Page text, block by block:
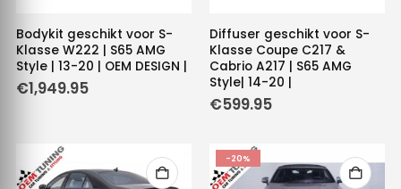
Bodykit geschikt voor S-
Klasse W222 | S65 AMG
Style | 13-20 | OEM DESIGN |
€1,949.95
Diffuser geschikt voor S-
Klasse Coupe C217 &
Cabrio A217 | S65 AMG
Style| 14-20 |
€599.95
-20%